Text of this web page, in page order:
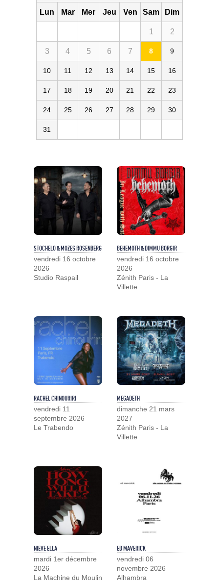
Lun Mar Mer Jeu Ven Sam Dim
1 2
3 4 5 6 7 8 9
10 11 12 13 14 15 16
17 18 19 20 21 22 23
24 25 26 27 28 29 30
31
STOCHELO & MOZES ROSENBERG
vendredi 16 octobre
2026
Studio Raspail
BEHEMOTH & DIMMU BORGIR
vendredi 16 octobre
2026
Zénith Paris - La
Villette
RACHEL CHINOURIRI
vendredi 11
septembre 2026
Le Trabendo
MEGADETH
dimanche 21 mars
2027
Zénith Paris - La
Villette
NIEVE ELLA
mardi 1er décembre
2026
La Machine du Moulin
ED MAVERICK
vendredi 06
novembre 2026
Alhambra